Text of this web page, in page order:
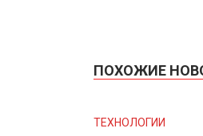
ПОХОЖИЕ
ТЕХНОЛОГИИ